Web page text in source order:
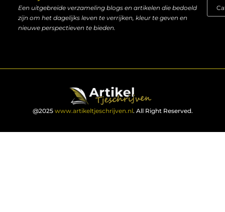
Een uitgebreide verzameling blogs en artikelen die bedoeld
zijn om het dagelijks leven te verrijken, kleur te geven en
nieuwe perspectieven te bieden.
@2025 www.artikeltjeschrijven.nl. All Right Reserved.